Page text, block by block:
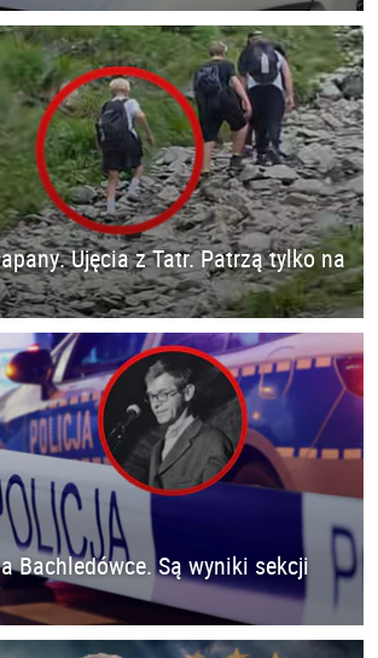
Ujęcia z Tatr. Patrzą tylko na
Bachledówce. Są wyniki sekcji